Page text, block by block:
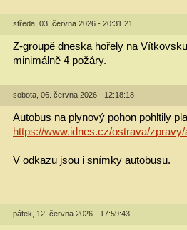
středa, 03. června 2026 - 20:31:21
Z-groupě dneska hořely na
minimálně 4 požáry.
sobota, 06. června 2026 - 12:18:18
Autobus na plynový pohon pohltily
https://www.idnes.cz/ostrava/
V odkazu jsou i snímky autobusu.
pátek, 12. června 2026 - 17:59:43